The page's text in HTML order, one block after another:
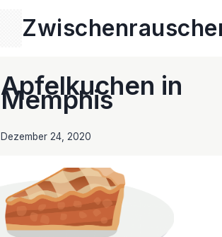
Apfelkuchen in
Memphis
Dezember 24, 2020